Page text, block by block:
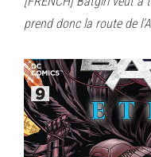
prend donc la route de